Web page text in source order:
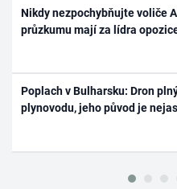
Nikdy nezpochybňujte voliče
průzkumu mají za lídra
Poplach v Bulharsku: Dron
plynovodu, jeho původ je